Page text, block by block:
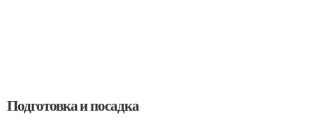
Подготовка и посадка